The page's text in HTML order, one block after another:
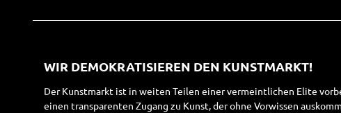
WIR DEMOKRATISIEREN DEN KUNSTMARKT!
Der Kunstmarkt ist in weiten Teilen einer vermeintlichen Elite
einen transparenten Zugang zu Kunst, der ohne Vorwissen